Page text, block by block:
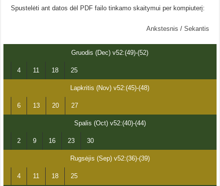
Spustelėti ant datos dėl PDF failo tinkamo skaitymui per kompiuterį:
Ankstesnis / Sekantis
Gruodis (Dec) v52:(49)-(52)
4 11 18 25
Lapkritis (Nov) v52:(45)-(48)
6 13 20 27
Spalis (Oct) v52:(40)-(44)
2 9 16 23 30
Rugsėjis (Sep) v52:(36)-(39)
4 11 18 25